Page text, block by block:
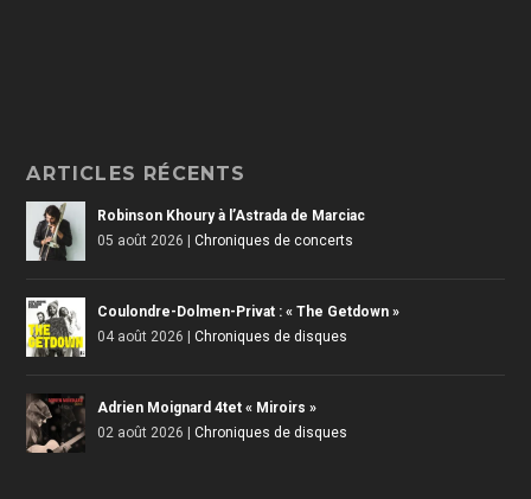
ARTICLES RÉCENTS
Robinson Khoury à l’Astrada de Marciac
05 août 2026 |Chroniques de concerts
Coulondre-Dolmen-Privat : « The Getdown »
04 août 2026 |Chroniques de disques
Adrien Moignard 4tet « Miroirs »
02 août 2026 |Chroniques de disques